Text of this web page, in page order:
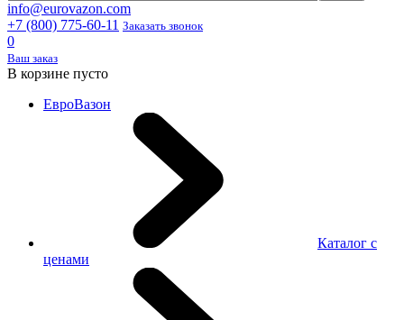
info@eurovazon.com
+7 (800) 775-60-11 Заказать звонок
0
Ваш заказ
В корзине пусто
ЕвроВазон
Каталог с
ценами